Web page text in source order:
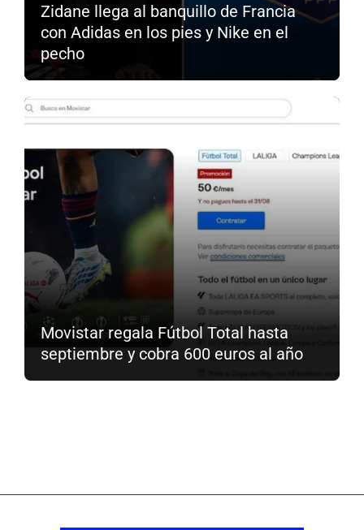
Zidane llega al banquillo de Francia
con Adidas en los pies y Nike en el
pecho
Movistar regala Fútbol Total hasta
septiembre y cobra 600 euros al año